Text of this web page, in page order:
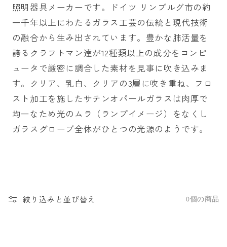
照明器具メーカーです。ドイツ リンブルグ市の約
一千年以上にわたるガラス工芸の伝統と現代技術
の融合から生み出されています。豊かな肺活量を
誇るクラフトマン達が12種類以上の成分をコンピ
ュータで厳密に調合した素材を見事に吹き込みま
す。クリア、乳白、クリアの3層に吹き重ね、フロ
スト加工を施したサテンオパールガラスは肉厚で
均一なため光のムラ（ランプイメージ）をなくし
ガラスグローブ全体がひとつの光源のようです。
絞り込みと並び替え 0個の商品